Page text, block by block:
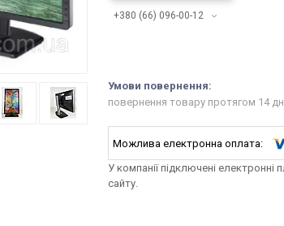
+380 (66) 096-00-12
повернення товару протягом 14
У компанії підключені
сайту.